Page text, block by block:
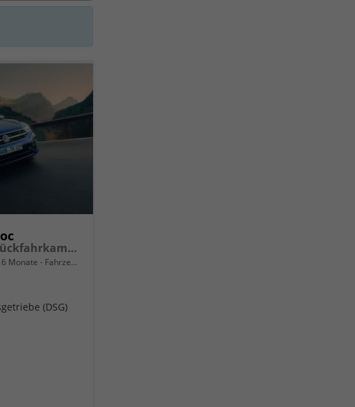
Life Mild Hybrid Rückfahrkamera Rear Assist, Schlüsselloses Öffnen Keyless Access und schlüsselloser Start, getönte Heckscheiben von der B-Säule bis zum Heck, Metallic, LED-Scheinwerfer Plus, mit Kurvenlicht, Schlechtwetterscheinwerfer vorn, 18" A
6 Monate Fahrzeug mit Tageszulassung
(DSG)